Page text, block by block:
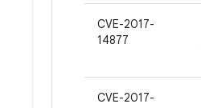
CVE-2017-
14877
CVE-2017-